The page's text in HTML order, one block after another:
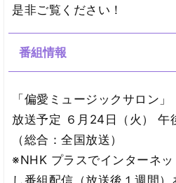
是非ご覧ください！
番組情報
「偏愛ミュージックサロン」
放送予定 ６月24日（火） 午
（総合：全国放送）
※NHK プラスでインターネ